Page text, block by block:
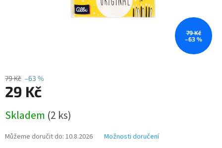
79 Kč
–63 %
79 Kč –63 %
29 Kč
cena:
Skladem (2 ks)
Můžeme doručit do: 10.8.2026 Možnosti doručení